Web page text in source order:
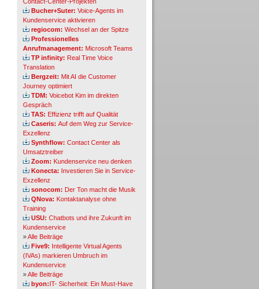
Bucher+Suter: Voice-Agents im
Kundenservice aktivieren
regiocom: Wechsel an der Spitze
Professionelles
Anrufmanagement: Microsoft Teams
TP infinity: Real Time Voice
Translation
Bergzeit: Mit AI die Customer
Journey optimiert
TDM: Voicebot Kim im direkten
Gespräch
TAS: Effizienz trifft auf Qualität
Caseris: Auf dem Weg zur Service-
Exzellenz
Synthflow: Contact Center als
Umsatztreiber
Zoom: Kundenservice neu denken
Konecta: Investieren Sie in Service-
Exzellenz
sonocom: Der Ton macht die Musik
QNova: Kontaktanalyse ohne
Training
USU: Chatbots und ihre Zukunft im
Kundenservice
»Alle Beiträge
Five9: Intelligente Virtual Agents
(IVAs) markieren Umbruch im
Kundenservice
»Alle Beiträge
byon:IT- Sicherheit: Ein Must-Have